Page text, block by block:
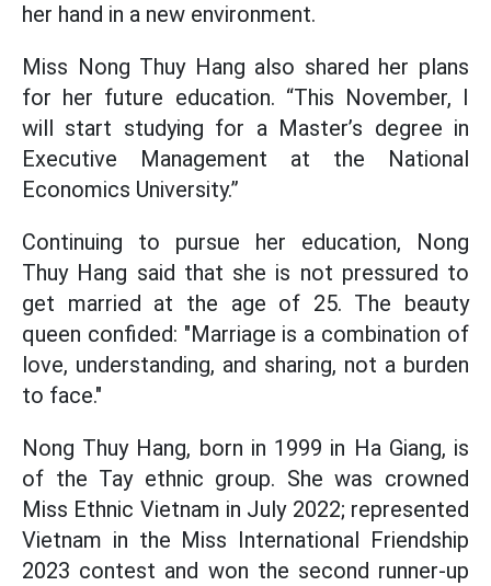
her hand in a new environment.
Miss Nong Thuy Hang also shared her plans
for her future education. “This November, I
will start studying for a Master’s degree in
Executive Management at the National
Economics University.”
Continuing to pursue her education, Nong
Thuy Hang said that she is not pressured to
get married at the age of 25. The beauty
queen confided: "Marriage is a combination of
love, understanding, and sharing, not a burden
to face."
Nong Thuy Hang, born in 1999 in Ha Giang, is
of the Tay ethnic group. She was crowned
Miss Ethnic Vietnam in July 2022; represented
Vietnam in the Miss International Friendship
2023 contest and won the second runner-up